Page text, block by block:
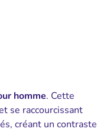
homme. Cette
se raccourcissant
créant un contraste